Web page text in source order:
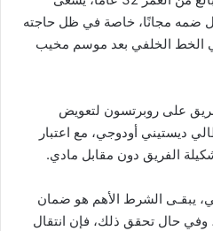
ضمه مجانًا، خاصة في ظل حاجته
الخط الخلفي بعد موسم مخيب
على روبرتسون لتعويض
ديستيني أودوجي، مع اعتبار
الفريق دون مقابل مادي.
يبقـى الشرط الأهم هو ضمان
وفي حال تحقق ذلك، فإن انتقال